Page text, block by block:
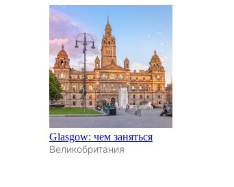
Glasgow: чем заняться
Великобритания